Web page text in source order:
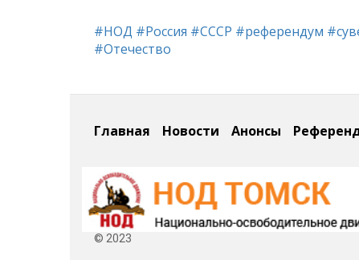
#НОД #Россия #СССР #референдум
#Отечество
Главная Новости Анонсы
© 2023